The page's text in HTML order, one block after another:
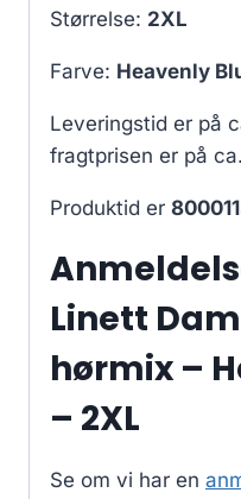
Størrelse: 2XL
Farve: Heavenly
Leveringstid er på
fragtprisen er på ca.
Produktid er
Linett
hørmix –
– 2XL
Se om vi har en